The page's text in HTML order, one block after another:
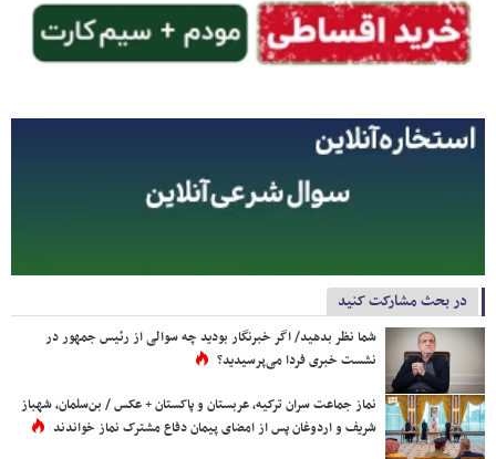
در بحث مشارکت کنید
شما نظر بدهید/ اگر خبرنگار بودید چه سوالی از رئیس جمهور در
نشست خبری فردا می‌پرسیدید؟
نماز جماعت سران ترکیه، عربستان و پاکستان + عکس / بن‌سلمان، شهباز
شریف و اردوغان پس از امضای پیمان دفاع مشترک نماز خواندند